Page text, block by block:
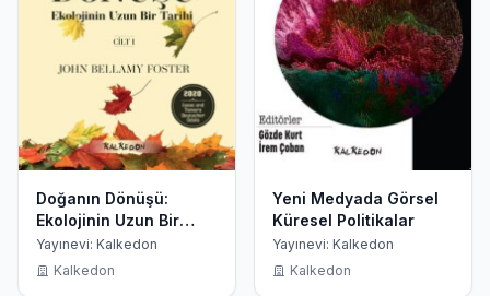
Doğanın Dönüşü:
Ekolojinin Uzun Bir
Tarihi - Cilt 1
Yayınevi: Kalkedon
Kalkedon
Yeni Medyada Görsel
Küresel Politikalar
Yayınevi: Kalkedon
Kalkedon